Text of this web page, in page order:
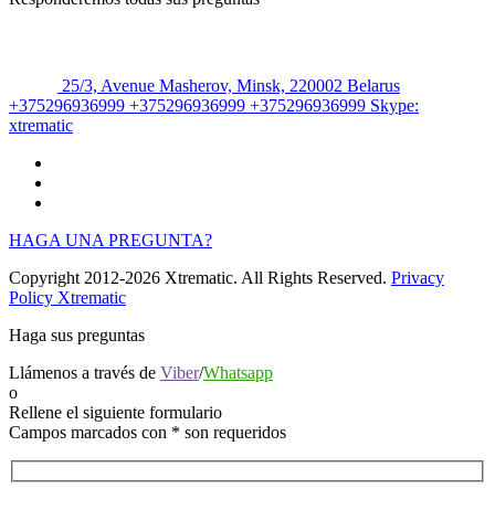
25/3, Avenue Masherov, Minsk, 220002 Belarus
+375296936999 +375296936999 +375296936999 Skype:
xtrematic
HAGA UNA PREGUNTA?
Copyright 2012-2026 Xtrematic. All Rights Reserved. Privacy
Policy Xtrematic
Haga sus preguntas
Llámenos a través de Viber/Whatsapp
o
Rellene el siguiente formulario
Campos marcados con * son requeridos